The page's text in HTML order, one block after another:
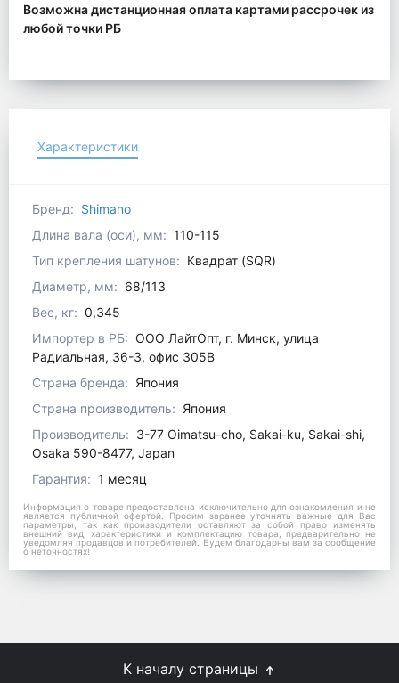
Возможна дистанционная оплата картами рассрочек из
любой точки РБ
Характеристики
Бренд: Shimano
Длина вала (оси), мм: 110-115
Тип крепления шатунов: Квадрат (SQR)
Диаметр, мм: 68/113
Вес, кг: 0,345
Импортер в РБ: ООО ЛайтОпт, г. Минск, улица
Радиальная, 36-3, офис 305В
Страна бренда: Япония
Страна производитель: Япония
Производитель: 3-77 Oimatsu-cho, Sakai-ku, Sakai-shi,
Osaka 590-8477, Japan
Гарантия: 1 месяц
Информация о товаре предоставлена исключительно для ознакомления и не
является публичной офертой. Просим заранее уточнять важные для Вас
параметры, так как производители оставляют за собой право изменять
внешний вид, характеристики и комплектацию товара, предварительно не
уведомляя продавцов и потребителей. Будем благодарны вам за сообщение
о неточностях!
К началу страницы